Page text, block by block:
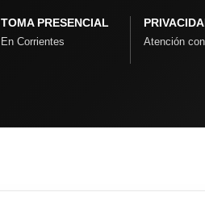
TOMA PRESENCIAL
En Corrientes Atención